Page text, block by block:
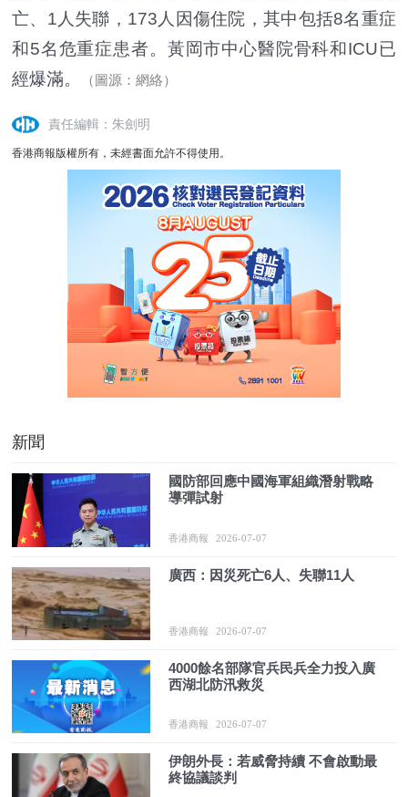
亡、1人失聯，173人因傷住院，其中包括8名重症
和5名危重症患者。黃岡市中心醫院骨科和ICU已
經爆滿。
（圖源：網絡）
責任編輯：朱劍明
香港商報版權所有，未經書面允許不得使用。
新聞
國防部回應中國海軍組織潛射戰略
導彈試射
香港商報 2026-07-07
廣西：因災死亡6人、失聯11人
香港商報 2026-07-07
4000餘名部隊官兵民兵全力投入廣
西湖北防汛救災
香港商報 2026-07-07
伊朗外長：若威脅持續 不會啟動最
終協議談判